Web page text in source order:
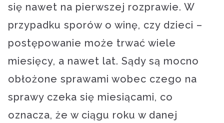
się nawet na pierwszej rozprawie. W
przypadku sporów o winę, czy dzieci –
postępowanie może trwać wiele
miesięcy, a nawet lat. Sądy są mocno
obłożone sprawami wobec czego na
sprawy czeka się miesiącami, co
oznacza, że w ciągu roku w danej